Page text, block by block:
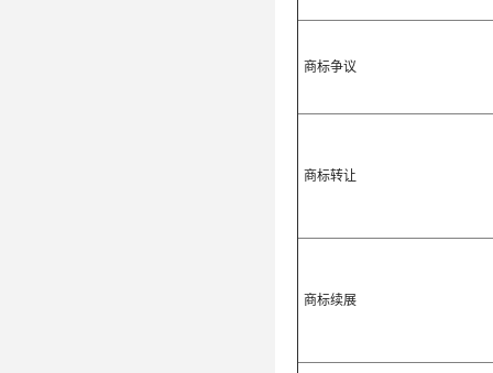
商标争议
商标转让
商标续展